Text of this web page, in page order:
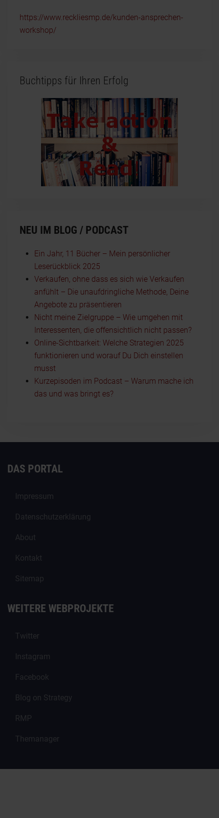
https://www.reckliesmp.de/kunden-ansprechen-
workshop/
Buchtipps für Ihren Erfolg
NEU IM BLOG / PODCAST
Ein Jahr, 11 Bücher – Mein persönlicher
Leserückblick 2025
Verkaufen, ohne dass es sich wie Verkaufen
anfühlt – Die unaufdringliche Methode, Deine
Angebote zu präsentieren
Nicht meine Zielgruppe – Wie umgehen mit
Interessenten, die offensichtlich nicht passen?
Online-Sichtbarkeit: Welche Strategien 2025
funktionieren und worauf Du Dich einstellen
musst
Kurzepisoden im Podcast – Warum mache ich
das und was bringt es?
DAS PORTAL
Impressum
Datenschutzerklärung
About
Kontakt
Sitemap
WEITERE WEBPROJEKTE
Twitter
Instagram
Facebook
Blog on Strategy
RMP
Themanager